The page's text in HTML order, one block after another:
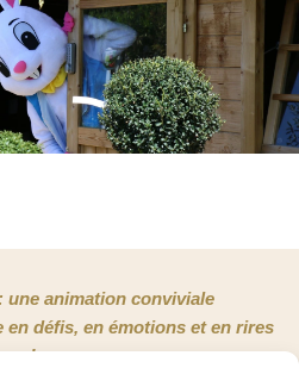
une animation conviviale
défis, en émotions et en rires
!